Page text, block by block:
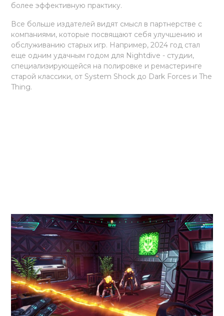
более эффективную практику.
Все больше издателей видят смысл в партнерстве с
компаниями, которые посвящают себя улучшению и
обслуживанию старых игр. Например, 2024 год стал
еще одним удачным годом для Nightdive - студии,
специализирующейся на полировке и ремастеринге
старой классики, от System Shock до Dark Forces и The
Thing.